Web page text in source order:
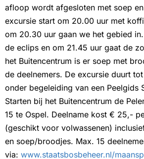
afloop wordt afgesloten met soep
excursie start om 20.00 uur met
om 20.30 uur gaan we het gebied
de eclips en om 21.45 uur gaat de
het Buitencentrum is er soep met
de deelnemers. De excursie duurt
onder begeleiding van een Peelgids
Starten bij het Buitencentrum de
15 te Ospel. Deelname kost € 25,-
(geschikt voor volwassenen)
en soep/broodjes. Max. 15
via: www.staatsbosbeheer.nl/